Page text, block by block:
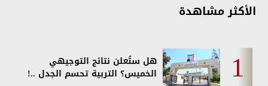
الأكثر مشاهدة
هل ستُعلن نتائج التوجيهي
الخميس؟ التربية تحسم الجدل ..!